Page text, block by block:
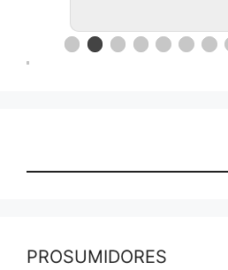
PROSUMIDORES